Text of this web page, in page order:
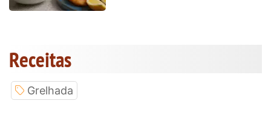
Receitas
Grelhada